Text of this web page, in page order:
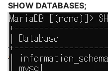
SHOW DATABASES;